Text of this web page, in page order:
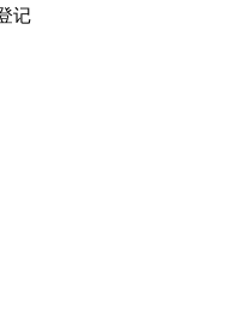
BeeLabAPP下载。然后
链接，有安全下载和普通
改可不改，这边小编选
迎页就可以开始使用了
记